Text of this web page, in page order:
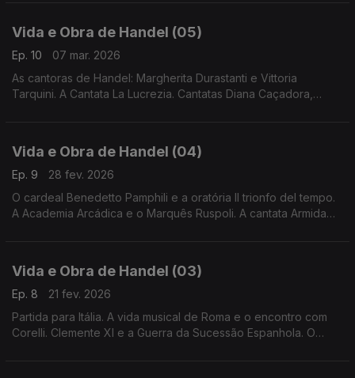
Vida e Obra de Handel (05)
Ep. 10
07 mar. 2026
As cantoras de Handel: Margherita Durastanti e Vittoria
Tarquini. A Cantata La Lucrezia. Cantatas Diana Caçadora,
Vida e Obra de Handel (04)
Ep. 9
28 fev. 2026
O cardeal Benedetto Pamphili e a oratória Il trionfo del tempo.
A Academia Arcádica e o Marquês Ruspoli. A cantata Armida
Vida e Obra de Handel (03)
Ep. 8
21 fev. 2026
Partida para Itália. A vida musical de Roma e o encontro com
Corelli. Clemente XI e a Guerra da Sucessão Espanhola. O